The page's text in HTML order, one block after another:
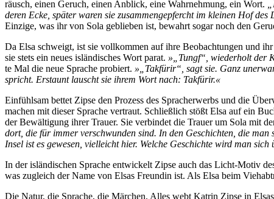
räusch, ei­nen Ge­ruch, ei­nen An­blick, ei­ne Wahr­neh­mung, ein Wort.
de­ren Ecke, spä­ter wa­ren sie zu­sam­men­ge­pfercht im klei­nen Hof des
Ein­zi­ge, was ihr von So­la ge­blie­ben ist, be­wahrt so­gar noch den
Da El­sa schweigt, ist sie voll­kom­men auf ih­re Be­ob­ach­tun­gen und
sie stets ein neu­es is­län­di­sches Wort pa­rat. »„Tungf“, wie­der­holt der
te Mal die neue Spra­che pro­biert. »„Tak­für­ir“, sagt sie. Ganz
spricht. Er­staunt lauscht sie ih­rem Wort nach: Takfürir.«
Ein­fühl­sam bet­tet Zip­se den Pro­zess des Sprach­er­werbs und die
ma­chen mit die­ser Spra­che ver­traut. Schließ­lich stößt El­sa auf ein
der Be­wäl­ti­gung ih­rer Trau­er. Sie ver­bin­det die Trau­er um So­la mit
dort, die für im­mer ver­schwun­den sind. In den Ge­schich­ten, die
In­sel ist es ge­we­sen, viel­leicht hier. Wel­che Ge­schich­te wird man
In der is­län­di­schen Spra­che ent­wi­ckelt Zip­se auch das Licht-Mo­tiv
was zu­gleich der Na­me von El­sas Freun­din ist. Als El­sa beim
Die Na­tur, die Spra­che, die Mär­chen. Al­les webt Kat­rin Zip­se in